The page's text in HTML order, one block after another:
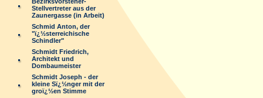
Stellvertreter aus der
Zaunergasse (in Arbeit)
Schmid Anton, der
"ï¿½sterreichische
Schindler"
Schmidt Friedrich,
Architekt und
Dombaumeister
Schmidt Joseph - der
kleine Sï¿½nger mit der
groï¿½en Stimme